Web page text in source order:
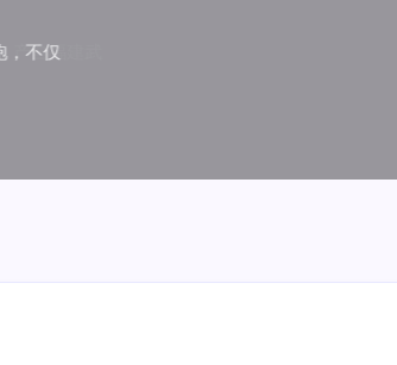
产自福建武
袍，不仅
客青睐。品
桂，更因
叶在武夷
茶代表，其
产自福建武
，不仅
品
因
夷
其
武
仅
品
因
夷
其